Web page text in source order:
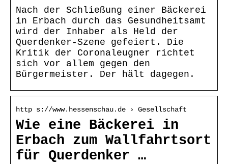
Nach der Schließung einer Bäckerei
in Erbach durch das Gesundheitsamt
wird der Inhaber als Held der
Querdenker-Szene gefeiert. Die
Kritik der Coronaleugner richtet
sich vor allem gegen den
Bürgermeister. Der hält dagegen.
http s://www.hessenschau.de › Gesellschaft
Wie eine Bäckerei in
Erbach zum Wallfahrtsort
für Querdenker …